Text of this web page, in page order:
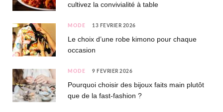
cultivez la convivialité à table
MODE 13 FÉVRIER 2026
Le choix d’une robe kimono pour chaque
occasion
MODE 9 FÉVRIER 2026
Pourquoi choisir des bijoux faits main plutôt
que de la fast-fashion ?